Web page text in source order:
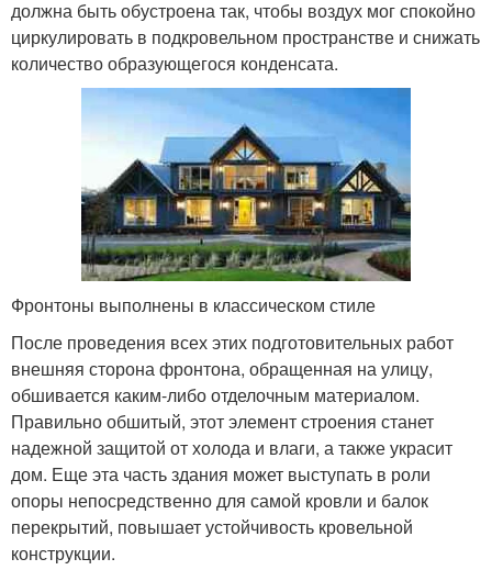
должна быть обустроена так, чтобы воздух мог спокойно
циркулировать в подкровельном пространстве и снижать
количество образующегося конденсата.
Фронтоны выполнены в классическом стиле
После проведения всех этих подготовительных работ
внешняя сторона фронтона, обращенная на улицу,
обшивается каким-либо отделочным материалом.
Правильно обшитый, этот элемент строения станет
надежной защитой от холода и влаги, а также украсит
дом. Еще эта часть здания может выступать в роли
опоры непосредственно для самой кровли и балок
перекрытий, повышает устойчивость кровельной
конструкции.